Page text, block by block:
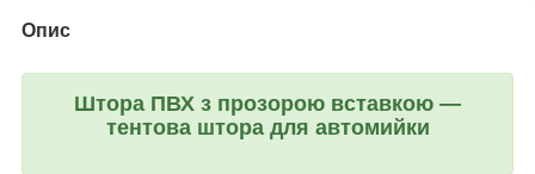
Опис
Штора ПВХ з прозорою вставкою —
тентова штора для автомийки